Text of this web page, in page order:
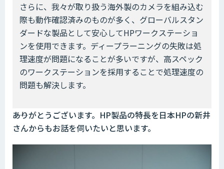
さらに、我々が取り扱う海外製のカメラを組み込む
際も動作確認済みのものが多く、グローバルスタン
ダードな製品として安心してHPワークステーショ
ンを使用できます。ディープラーニングの失敗は処
理速度が問題になることが多いですが、高スペック
のワークステーションを採用することで処理速度の
問題も解決します。
――ありがとうございます。HP製品の特長を日本HPの新井
さんからもお話を伺いたいと思います。